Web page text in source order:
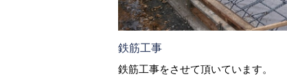
鉄筋工事
鉄筋工事をさせて頂いています。